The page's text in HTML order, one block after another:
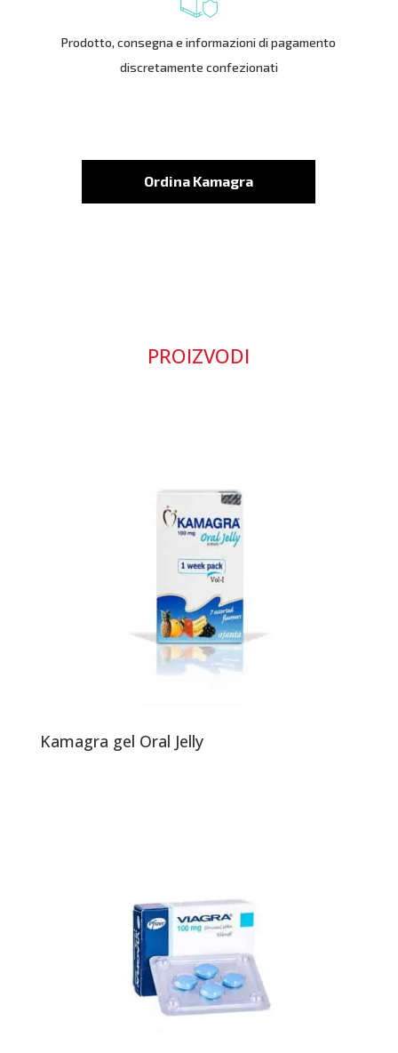
Prodotto, consegna e informazioni di pagamento
discretamente confezionati
Ordina Kamagra
PROIZVODI
Kamagra gel Oral Jelly